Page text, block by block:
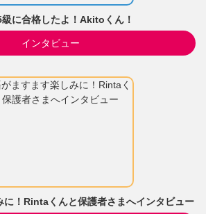
に合格したよ！Akitoくん！
インタビュー
に！Rintaくんと保護者さまへインタビュー